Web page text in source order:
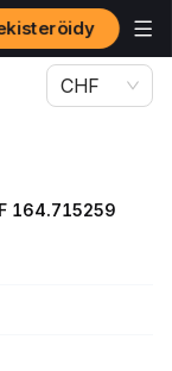
CHF
164.715259